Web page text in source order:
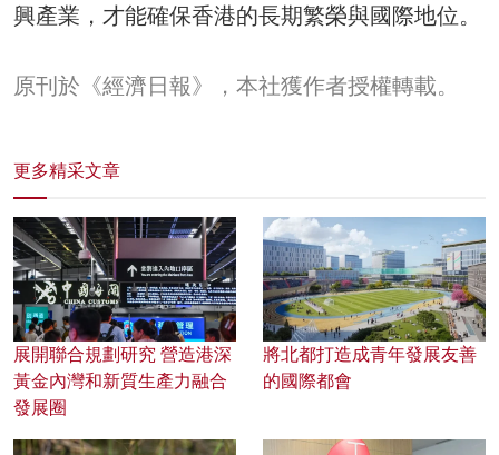
興產業，才能確保香港的長期繁榮與國際地位。
原刊於《經濟日報》，本社獲作者授權轉載。
更多精采文章
展開聯合規劃研究 營造港深
黃金內灣和新質生產力融合
發展圈
將北都打造成青年發展友善
的國際都會